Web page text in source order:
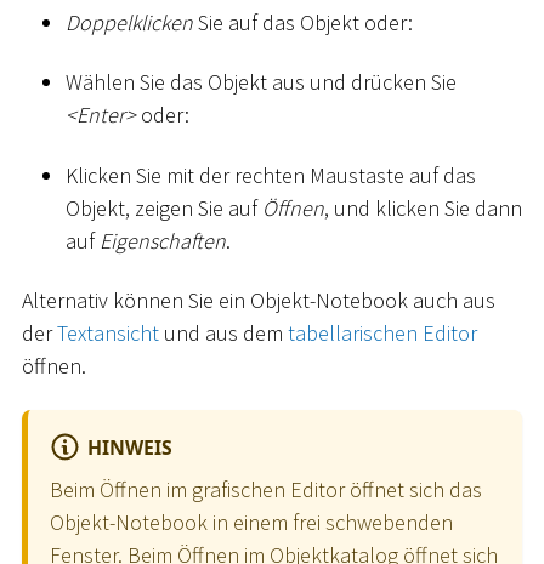
DoppelklickenSie auf das Objekt oder:
Wählen Sie das Objekt aus und drücken Sie
<Enter>oder:
Klicken Sie mit der rechten Maustaste auf das
Objekt, zeigen Sie auf Öffnen, und klicken Sie dann
auf Eigenschaften.
Alternativ können Sie ein Objekt-Notebook auch aus
derTextansicht und aus dem tabellarischen Editor
öffnen.
HINWEIS
Beim Öffnen im grafischen Editor öffnet sich das
Objekt-Notebook in einem frei schwebenden
Fenster. Beim Öffnen im Objektkatalog öffnet sich